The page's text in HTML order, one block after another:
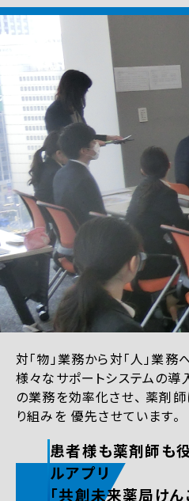
対「物」業務から対「人」業務へ
様々なサポートシステムの導
の業務を効率化させ、 薬剤
り組みを 優先させています。
患者様も薬剤師も
ルアプリ
「共創未来薬局けん